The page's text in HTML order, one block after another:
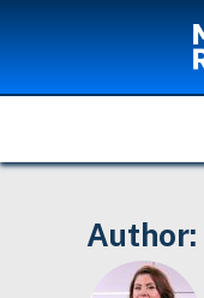
Author: